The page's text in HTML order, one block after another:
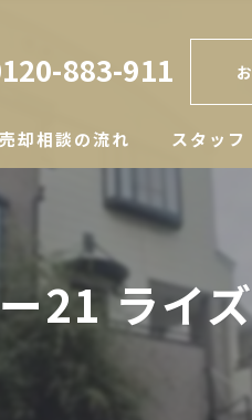
883-911
売却相談の流れ スタッフ
21 ライ